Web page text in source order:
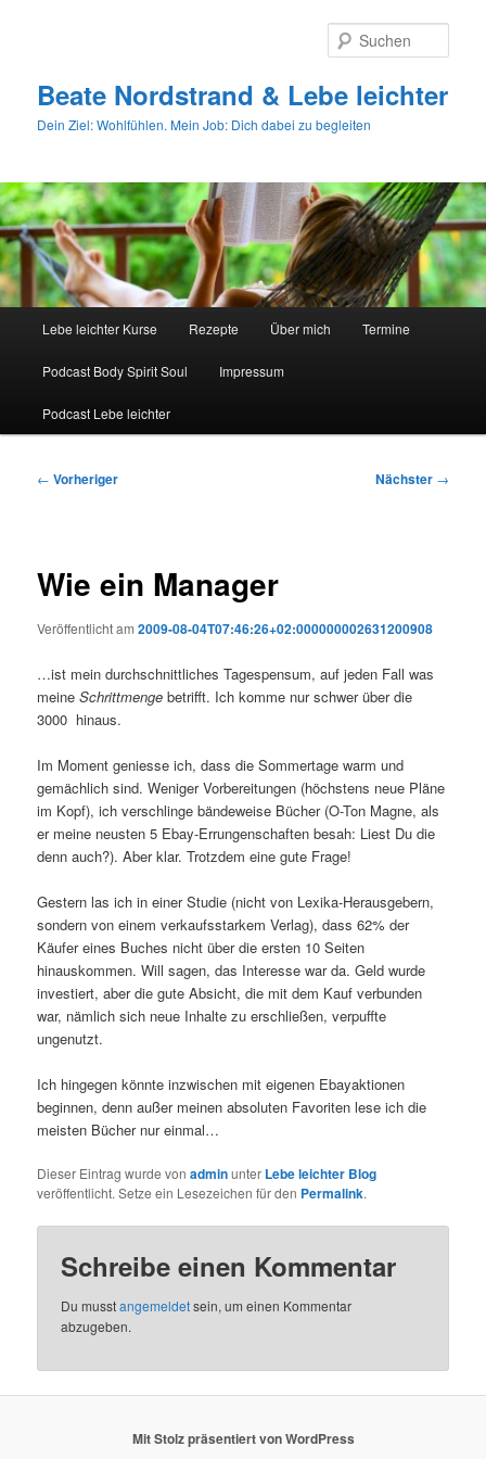
Beate Nordstrand & Lebe leichter
Dein Ziel: Wohlfühlen. Mein Job: Dich dabei zu begleiten
Lebe leichter Kurse Rezepte Über mich Termine
Podcast Body Spirit Soul Impressum
Podcast Lebe leichter
Beitragsnavigation
← Vorheriger Nächster →
Wie ein Manager
Veröffentlicht am2009-08-04T07:46:26+02:000000002631200908
…ist mein durchschnittliches Tagespensum, auf jeden Fall was
meineSchrittmenge betrifft. Ich komme nur schwer über die
3000 hinaus.
Im Moment geniesse ich, dass die Sommertage warm und
gemächlich sind. Weniger Vorbereitungen (höchstens neue Pläne
im Kopf), ich verschlinge bändeweise Bücher (O-Ton Magne, als
er meine neusten 5 Ebay-Errungenschaften besah: Liest Du die
denn auch?). Aber klar. Trotzdem eine gute Frage!
Gestern las ich in einer Studie (nicht von Lexika-Herausgebern,
sondern von einem verkaufsstarkem Verlag), dass 62% der
Käufer eines Buches nicht über die ersten 10 Seiten
hinauskommen. Will sagen, das Interesse war da. Geld wurde
investiert, aber die gute Absicht, die mit dem Kauf verbunden
war, nämlich sich neue Inhalte zu erschließen, verpuffte
ungenutzt.
Ich hingegen könnte inzwischen mit eigenen Ebayaktionen
beginnen, denn außer meinen absoluten Favoriten lese ich die
meisten Bücher nur einmal…
Dieser Eintrag wurde vonadminunter Lebe leichter Blog
veröffentlicht. Setze ein Lesezeichen für den Permalink.
Schreibe einen Kommentar
Du musstangemeldetsein, um einen Kommentar
abzugeben.
Mit Stolz präsentiert von WordPress